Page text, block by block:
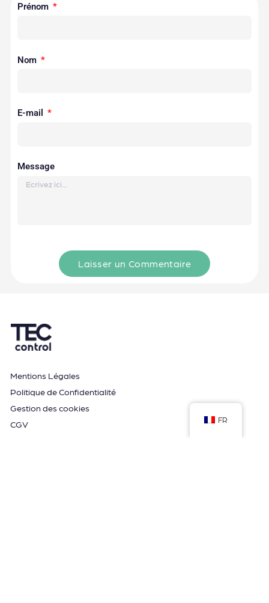
Prénom
Nom
E-mail
Message
Laisser un Commentaire
Mentions Légales
Politique de Confidentialité
Gestion des cookies
CGV
FR